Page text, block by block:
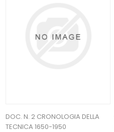
DOC. N. 2 CRONOLOGIA DELLA
TECNICA 1650-1950